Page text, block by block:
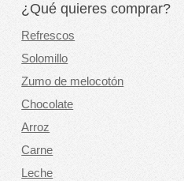
¿Qué quieres comprar?
Refrescos
Solomillo
Zumo de melocotón
Chocolate
Arroz
Carne
Leche